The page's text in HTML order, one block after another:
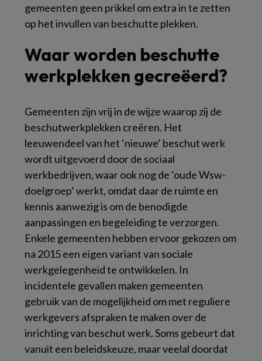
gemeenten geen prikkel om extra in te zetten
op het invullen van beschutte plekken.
Waar worden beschutte
werkplekken gecreëerd?
Gemeenten zijn vrij in de wijze waarop zij de
beschutwerkplekken creëren. Het
leeuwendeel van het ‘nieuwe’ beschut werk
wordt uitgevoerd door de sociaal
werkbedrijven, waar ook nog de ‘oude Wsw-
doelgroep’ werkt, omdat daar de ruimte en
kennis aanwezig is om de benodigde
aanpassingen en begeleiding te verzorgen.
Enkele gemeenten hebben ervoor gekozen om
na 2015 een eigen variant van sociale
werkgelegenheid te ontwikkelen. In
incidentele gevallen maken gemeenten
gebruik van de mogelijkheid om met reguliere
werkgevers afspraken te maken over de
inrichting van beschut werk. Soms gebeurt dat
vanuit een beleidskeuze, maar veelal doordat